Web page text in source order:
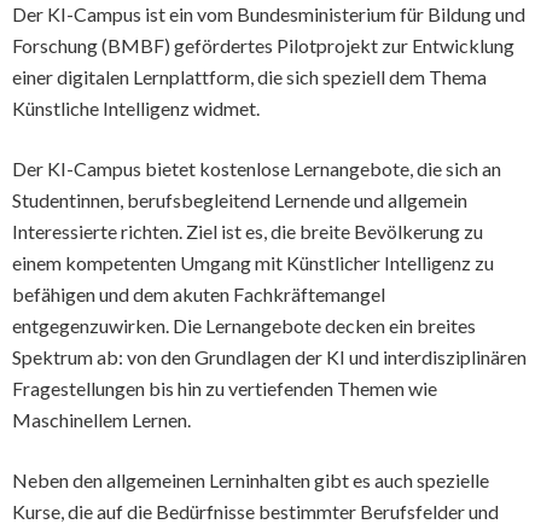
Der KI-Campus ist ein vom Bundesministerium für Bildung und
Forschung (BMBF) gefördertes Pilotprojekt zur Entwicklung
einer digitalen Lernplattform, die sich speziell dem Thema
Künstliche Intelligenz widmet.
Der KI-Campus bietet kostenlose Lernangebote, die sich an
Studentinnen, berufsbegleitend Lernende und allgemein
Interessierte richten. Ziel ist es, die breite Bevölkerung zu
einem kompetenten Umgang mit Künstlicher Intelligenz zu
befähigen und dem akuten Fachkräftemangel
entgegenzuwirken. Die Lernangebote decken ein breites
Spektrum ab: von den Grundlagen der KI und interdisziplinären
Fragestellungen bis hin zu vertiefenden Themen wie
Maschinellem Lernen.
Neben den allgemeinen Lerninhalten gibt es auch spezielle
Kurse, die auf die Bedürfnisse bestimmter Berufsfelder und